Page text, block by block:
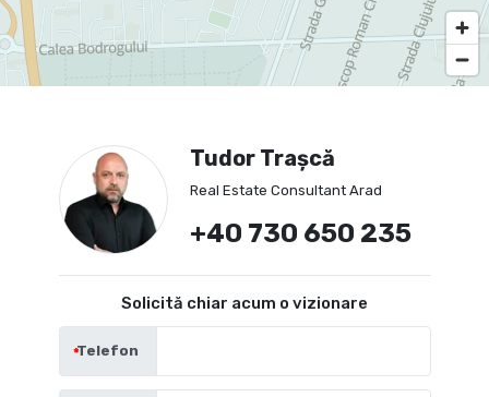
Tudor Trașcă
Real Estate Consultant Arad
+40 730 650 235
Solicită chiar acum o vizionare
Telefon